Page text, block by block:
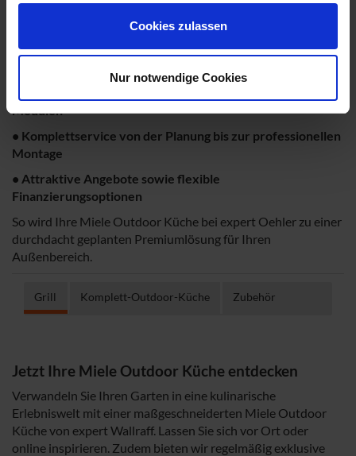
Cookies zulassen
Nur notwendige Cookies
Ihre Vorteile bei expert Oehler:
• Persönliche Beratung durch erfahrene Outdoor Küchen
Modulen
• Komplettservice von der Planung bis zur professionellen
Montage
• Attraktive Angebote sowie flexible
Finanzierungsoptionen
So wird Ihre Miele Outdoor Küche bei expert Oehler zu einer
durchdacht geplanten Premiumlösung für Ihren
Außenbereich.
Grill Komplett-Outdoor-Küche Zubehör
Jetzt Ihre Miele Outdoor Küche entdecken
Verwandeln Sie Ihren Garten in eine kulinarische
Erlebniswelt mit einer maßgeschneiderten Miele Outdoor
Küche von expert Wallraff. Lassen Sie sich vor Ort oder
online inspirieren. Zudem bieten wir regelmäßig exklusive